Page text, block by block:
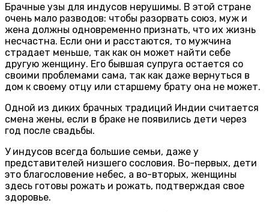
Брачные узы для индусов нерушимы. В этой стране
очень мало разводов: чтобы разорвать союз, муж и
жена должны одновременно признать, что их жизнь
несчастна. Если они и расстаются, то мужчина
страдает меньше, так как он может найти себе
другую женщину. Его бывшая супруга остается со
своими проблемами сама, так как даже вернуться в
дом к своему отцу или старшему брату она не может.
Одной из диких брачных традиций Индии считается
смена жены, если в браке не появились дети через
год после свадьбы.
У индусов всегда большие семьи, даже у
представителей низшего сословия. Во-первых, дети
это благословение небес, а во-вторых, женщины
здесь готовы рожать и рожать, подтверждая свое
здоровье.